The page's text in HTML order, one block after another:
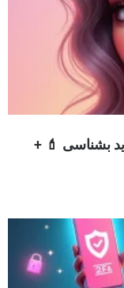
بشناسی 💄 +